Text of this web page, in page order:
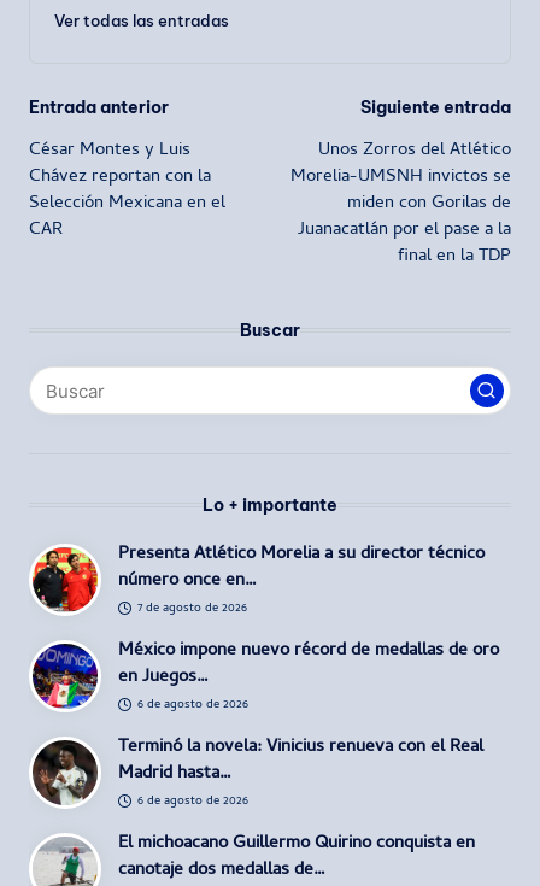
Ver todas las entradas
Navegación
de
entradas
Entrada anterior
César Montes y Luis
Chávez reportan con la
Selección Mexicana en el
CAR
Siguiente entrada
Unos Zorros del Atlético
Morelia-UMSNH invictos se
miden con Gorilas de
Juanacatlán por el pase a la
final en la TDP
Buscar
Lo + importante
Presenta Atlético Morelia a su director técnico
número once en…
7 de agosto de 2026
México impone nuevo récord de medallas de oro
en Juegos…
6 de agosto de 2026
Terminó la novela: Vinicius renueva con el Real
Madrid hasta…
6 de agosto de 2026
El michoacano Guillermo Quirino conquista en
canotaje dos medallas de…